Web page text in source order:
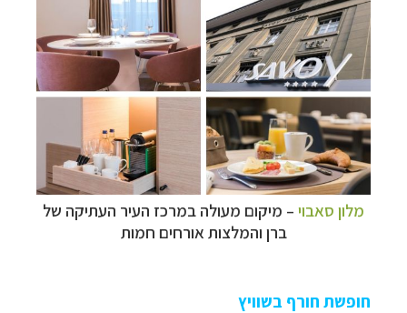
מלון סאבוי – מיקום מעולה במרכז העיר העתיקה של
ברן והמלצות אורחים חמות
חופשת חורף בשוויץ